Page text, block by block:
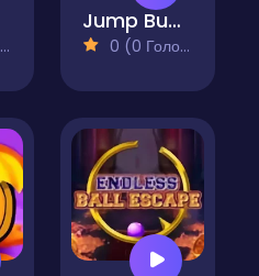
Jump Bunny Jump
0 (0 Голосів)